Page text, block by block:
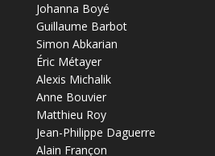
Johanna Boyé
Guillaume Barbot
Simon Abkarian
Éric Métayer
Alexis Michalik
Anne Bouvier
Matthieu Roy
Jean-Philippe Daguerre
Alain Françon